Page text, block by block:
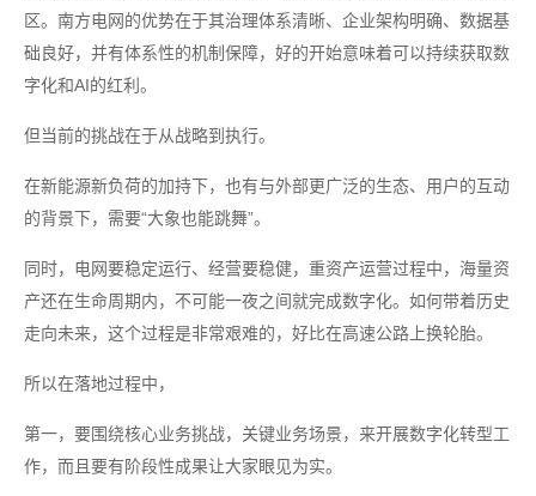
区。南方电网的优势在于其治理体系清晰、企业架构明确、数据基
础良好，并有体系性的机制保障，好的开始意味着可以持续获取数
字化和AI的红利。
但当前的挑战在于从战略到执行。
在新能源新负荷的加持下，也有与外部更广泛的生态、用户的互动
的背景下，需要“大象也能跳舞”。
同时，电网要稳定运行、经营要稳健，重资产运营过程中，海量资
产还在生命周期内，不可能一夜之间就完成数字化。如何带着历史
走向未来，这个过程是非常艰难的，好比在高速公路上换轮胎。
所以在落地过程中，
第一，要围绕核心业务挑战，关键业务场景，来开展数字化转型工
作，而且要有阶段性成果让大家眼见为实。